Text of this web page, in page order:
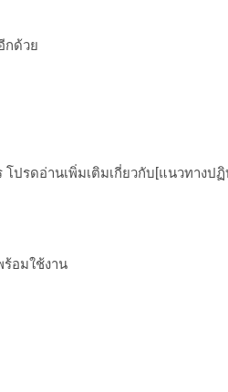
กด้วย
ปรดอ่านเพิ่มเติมเกี่ยวกับ[แนวทางป
ร้อมใช้งาน